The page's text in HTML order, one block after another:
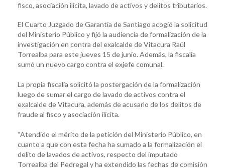
fisco, asociación ilícita, lavado de activos y delitos tributarios.
El Cuarto Juzgado de Garantía de Santiago acogió la solicitud
del Ministerio Público y fijó la audiencia de formalización de la
investigación en contra del exalcalde de Vitacura Raúl
Torrealba para este jueves 15 de junio. Además, la fiscalía
sumó un nuevo cargo contra el exjefe comunal.
La propia fiscalía solicitó la postergación de la formalización
luego de sumar el cargo de lavado de activos contra el
exalcalde de Vitacura, además de acusarlo de los delitos de
fraude al fisco y asociación ilícita.
“Atendido el mérito de la petición del Ministerio Público, en
cuanto a que con esta fecha ha sumado a la formalización el
delito de lavados de activos, respecto del imputado
Torrealba del Pedregal y ha extendido las fechas de comisión